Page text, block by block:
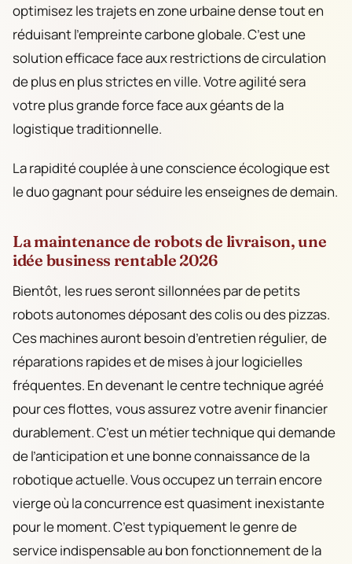
optimisez les trajets en zone urbaine dense tout en
réduisant l’empreinte carbone globale. C’est une
solution efficace face aux restrictions de circulation
de plus en plus strictes en ville. Votre agilité sera
votre plus grande force face aux géants de la
logistique traditionnelle.
La rapidité couplée à une conscience écologique est
le duo gagnant pour séduire les enseignes de demain.
La maintenance de robots de livraison, une
idée business rentable 2026
Bientôt, les rues seront sillonnées par de petits
robots autonomes déposant des colis ou des pizzas.
Ces machines auront besoin d’entretien régulier, de
réparations rapides et de mises à jour logicielles
fréquentes. En devenant le centre technique agréé
pour ces flottes, vous assurez votre avenir financier
durablement. C’est un métier technique qui demande
de l’anticipation et une bonne connaissance de la
robotique actuelle. Vous occupez un terrain encore
vierge où la concurrence est quasiment inexistante
pour le moment. C’est typiquement le genre de
service indispensable au bon fonctionnement de la